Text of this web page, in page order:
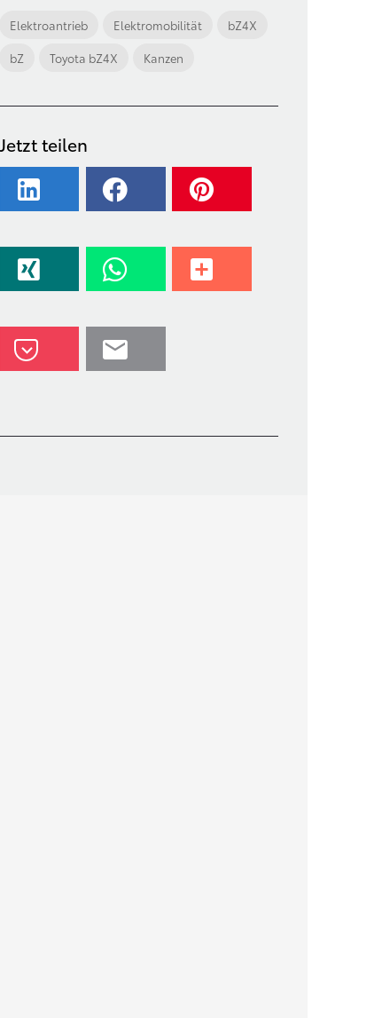
Elektroantrieb Elektromobilität bZ4X
bZ Toyota bZ4X Kanzen
Jetzt teilen